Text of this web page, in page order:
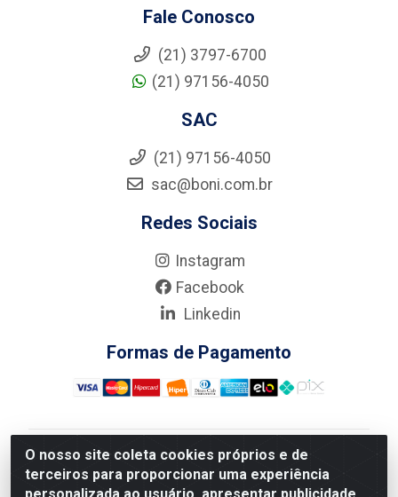
O nosso site coleta cookies próprios e de
terceiros para proporcionar uma experiência
Fale Conosco
(21) 3797-6700
(21) 97156-4050
SAC
(21) 97156-4050
sac@boni.com.br
Redes Sociais
Instagram
Facebook
Linkedin
Formas de Pagamento
Nova Boni Distribuidora de Material de Construção LTDA
- Rua Alice Tibiriçá, 330 - Vila Da Penha, Rio de
Janeiro/RJ - CEP: 21.210-110 - CNPJ: 11.003.135/0001-